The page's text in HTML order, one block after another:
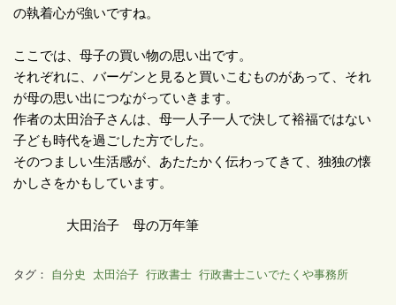
の執着心が強いですね。
ここでは、母子の買い物の思い出です。
それぞれに、バーゲンと見ると買いこむものがあって、それ
が母の思い出につながっていきます。
作者の太田治子さんは、母一人子一人で決して裕福ではない
子ども時代を過ごした方でした。
そのつましい生活感が、あたたかく伝わってきて、独独の懐
かしさをかもしています。
大田治子 母の万年筆
タグ： 自分史 太田治子 行政書士 行政書士こいでたくや事務所